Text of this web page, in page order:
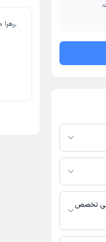
دکترتو باشند،
بودن پروفایل
پزشکی و
تخصص
می‌کنند.